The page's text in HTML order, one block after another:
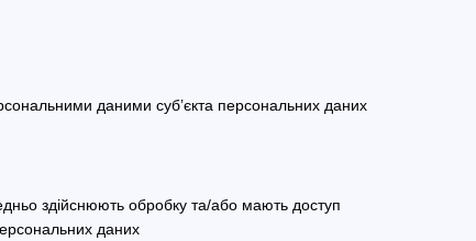
даними суб’єкта персональних даних
здійснюють обробку та/або мають доступ
даних